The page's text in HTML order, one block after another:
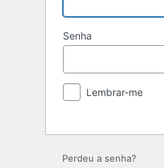
Senha
Lembrar-me
Perdeu a senha?